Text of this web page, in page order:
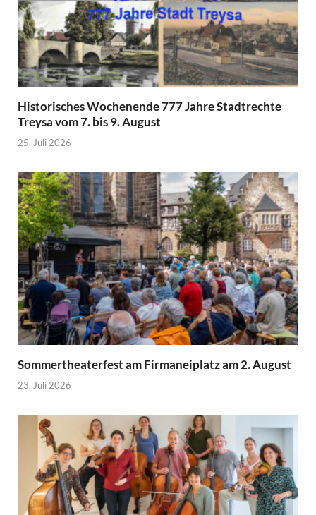
Historisches Wochenende 777 Jahre Stadtrechte
Treysa vom 7. bis 9. August
25. Juli 2026
Sommertheaterfest am Firmaneiplatz am 2. August
23. Juli 2026